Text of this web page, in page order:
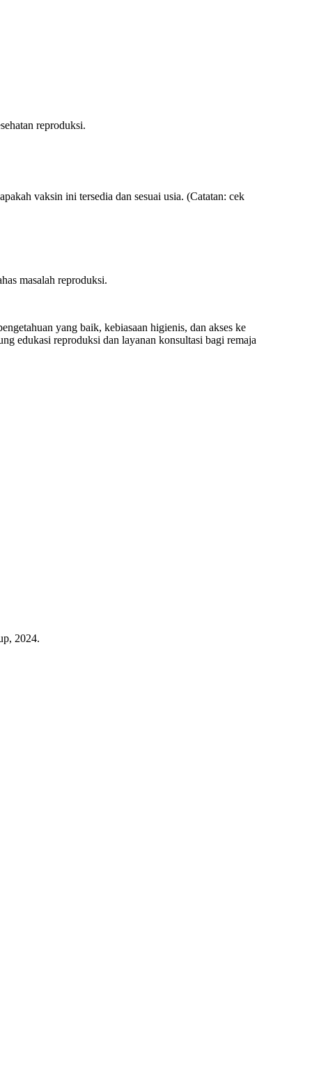
reproduksi.
vaksin ini tersedia dan sesuai usia. (Catatan: cek
masalah reproduksi.
yang baik, kebiasaan higienis, dan akses ke
edukasi reproduksi dan layanan konsultasi bagi remaja
2024.